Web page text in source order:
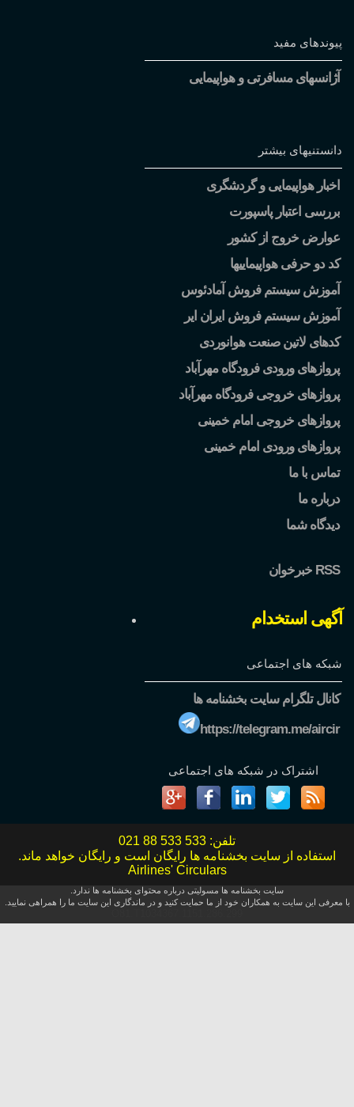
پیوندهای مفید
آژانسهای مسافرتی و هواپیمایی
دانستنیهای بیشتر
اخبار هواپیمایی و گردشگری
بررسی اعتبار پاسپورت
عوارض خروج از کشور
کد دو حرفی هواپیماییها
آموزش سیستم فروش آمادئوس
آموزش سیستم فروش ایران ایر
کدهای لاتین صنعت هوانوردی
پروازهای ورودی فرودگاه مهرآباد
پروازهای خروجی فرودگاه مهرآباد
پروازهای خروجی امام خمینی
پروازهای ورودی امام خمینی
تماس با ما
درباره ما
دیدگاه شما
خبرخوان RSS
آگهی استخدام
شبکه های اجتماعی
کانال تلگرام سایت بخشنامه ها
https://telegram.me/aircir
اشتراک در شبکه های اجتماعی
تلفن: 021 88 533 533
استفاده از سایت بخشنامه ها رایگان است و رایگان خواهد ماند.
Airlines' Circulars
سایت بخشنامه ها مسولیتی درباره محتوای بخشنامه ها ندارد.
با معرفی این سایت به همکاران خود از ما حمایت کنید و در ماندگاری این سایت ما را همراهی نمایید.